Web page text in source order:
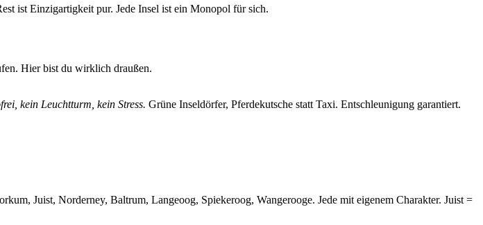
ist Einzigartigkeit pur. Jede Insel ist ein Monopol für sich.
Hier bist du wirklich draußen.
kein Leuchtturm, kein Stress. Grüne Inseldörfer, Pferdekutsche statt Taxi. Entschleunigung garantiert.
Juist, Norderney, Baltrum, Langeoog, Spiekeroog, Wangerooge. Jede mit eigenem Charakter. Juist =